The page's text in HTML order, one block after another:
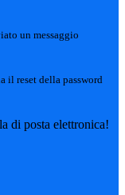
un messaggio
il reset della password
di posta elettronica!